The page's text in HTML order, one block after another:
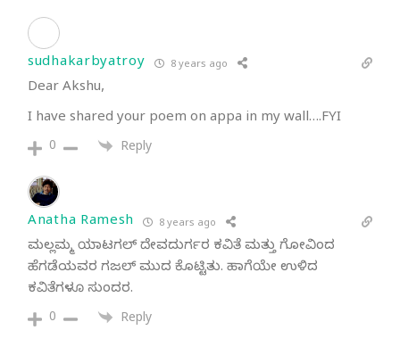
sudhakarbyatroy 8 years ago
Dear Akshu,
I have shared your poem on appa in my wall….FYI
0 Reply
Anatha Ramesh 8 years ago
ಮಲ್ಲಮ್ಮ ಯಾಟಗಲ್ ದೇವದುರ್ಗರ ಕವಿತೆ ಮತ್ತು ಗೋವಿಂದ
ಹೆಗಡೆಯವರ ಗಜಲ್ ಮುದ ಕೊಟ್ಟಿತು. ಹಾಗೆಯೇ ಉಳಿದ
ಕವಿತೆಗಳೂ ಸುಂದರ.
0 Reply